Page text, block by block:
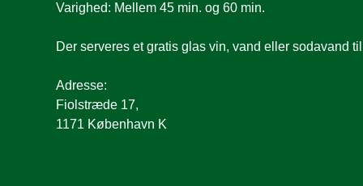
Varighed: Mellem 45 min. og 60 min.
Der serveres et gratis glas vin, vand eller sodavand
Adresse:
Fiolstræde 17,
1171 København K